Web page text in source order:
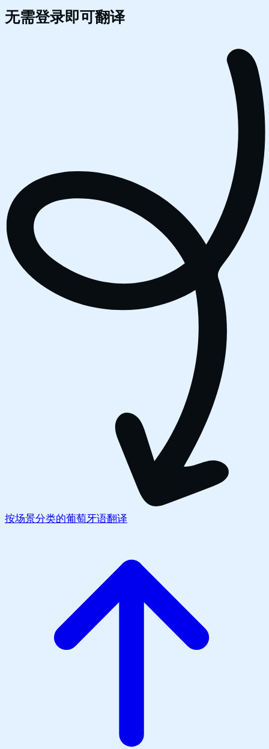
无需登录即可翻译
按场景分类的葡萄牙语翻译